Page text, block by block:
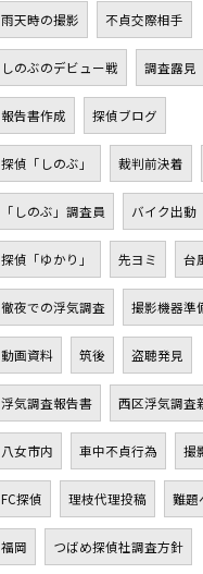
雨天時の撮影 不貞交際相手
しのぶのデビュー戦 調査露見
報告書作成 探偵ブログ
探偵「しのぶ」 裁判前決着
「しのぶ」調査員 バイク出動
探偵「ゆかり」 先ヨミ 台
徹夜での浮気調査 撮影機器準
動画資料 筑後 盗聴発見
浮気調査報告書 西区浮気調査
八女市内 車中不貞行為 撮
FC探偵 理枝代理投稿 難題
福岡 つばめ探偵社調査方針